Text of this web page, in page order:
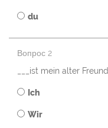
du
Вопрос 2
___ist mein alter Freund.
Ich
Wir